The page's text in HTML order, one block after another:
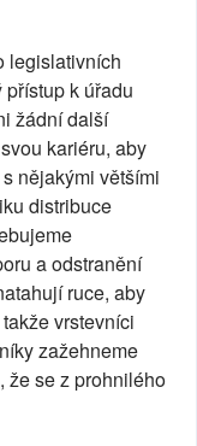
legislativních
k úřadu
žádní další
kariéru, aby
nějakými většími
distribuce
a odstranění
ruce, aby
vrstevníci
zažehneme
že se z prohnilého